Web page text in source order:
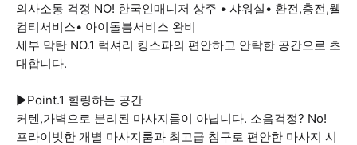
의사소통 걱정 NO! 한국인매니저 상주 • 샤워실• 환전,충전,웰
컴티서비스• 아이돌봄서비스 완비
세부 막탄 NO.1 럭셔리 킹스파의 편안하고 안락한 공간으로 초
대합니다.
▶️Point.1 힐링하는 공간
커텐,가벽으로 분리된 마사지룸이 아닙니다. 소음걱정? No!
프라이빗한 개별 마사지룸과 최고급 침구로 편안한 마사지 시